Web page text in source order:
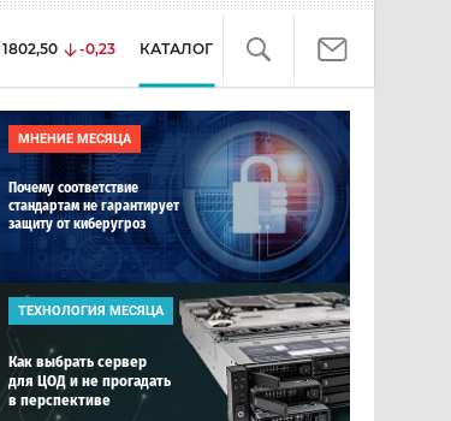
1802,50 -0,23 КАТАЛОГ
МНЕНИЕ МЕСЯЦА
Почему соответствие
стандартам не гарантирует
защиту от киберугроз
ТЕХНОЛОГИЯ МЕСЯЦА
Как выбрать сервер
для ЦОД и не прогадать
в перспективе